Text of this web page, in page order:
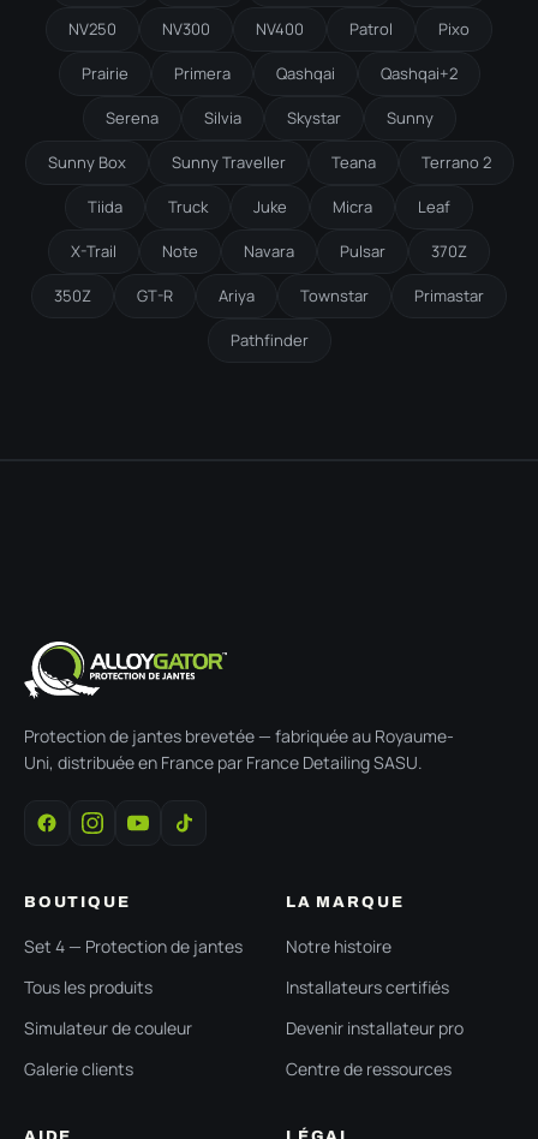
NV250 NV300 NV400 Patrol Pixo
Prairie Primera Qashqai Qashqai+2
Serena Silvia Skystar Sunny
Sunny Box Sunny Traveller Teana Terrano 2
Tiida Truck Juke Micra Leaf
X-Trail Note Navara Pulsar 370Z
350Z GT-R Ariya Townstar Primastar
Pathfinder
Protection de jantes brevetée — fabriquée au Royaume-
Uni, distribuée en France par France Detailing SASU.
BOUTIQUE
Set 4 — Protection de jantes
Tous les produits
Simulateur de couleur
Galerie clients
LA MARQUE
Notre histoire
Installateurs certifiés
Devenir installateur pro
Centre de ressources